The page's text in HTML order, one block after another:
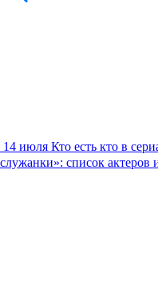
14 июля Кто есть кто в
служанки»: список актеров